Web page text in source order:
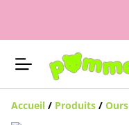
Accueil / Produits / Ours